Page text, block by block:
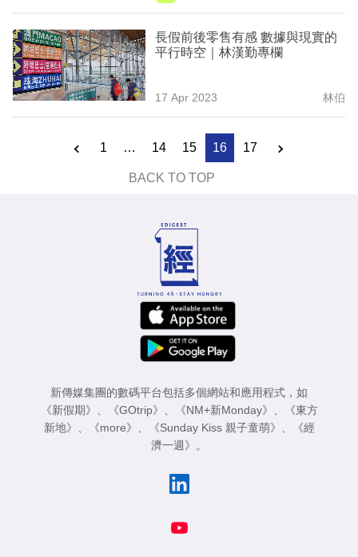
長假前後零售有感 數據與現實的
平行時空｜林漢勤專欄
17 Apr 2023 林伯
1 … 14 15 16 17
BACK TO TOP
新傳媒集團的數碼平台包括多個網站和應用程式，如
《新假期》 、 《GOtrip》 、 《NM+新Monday》 、
《東方
新地》 、 《more》 、 《Sunday Kiss 親子童萌》 、
《經
濟一週》 。